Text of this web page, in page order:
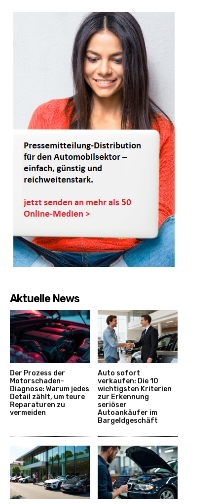
Aktuelle News
Der Prozess der
Motorschaden-
Diagnose: Warum jedes
Detail zählt, um teure
Reparaturen zu
vermeiden
Auto sofort
verkaufen: Die 10
wichtigsten Kriterien
zur Erkennung
seriöser
Autoankäufer im
Bargeldgeschäft